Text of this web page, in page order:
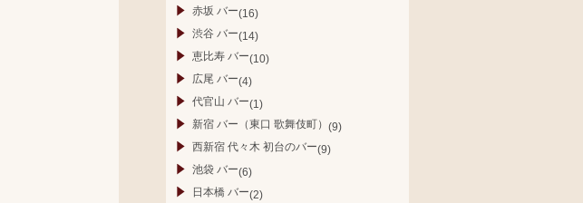
赤坂 バー(16)
渋谷 バー(14)
恵比寿 バー(10)
広尾 バー(4)
代官山 バー(1)
新宿 バー（東口 歌舞伎町） (9)
西新宿 代々木 初台のバー(9)
池袋 バー(6)
日本橋 バー(2)